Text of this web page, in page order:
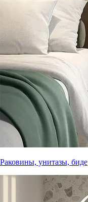
Раковины, унитазы, биде